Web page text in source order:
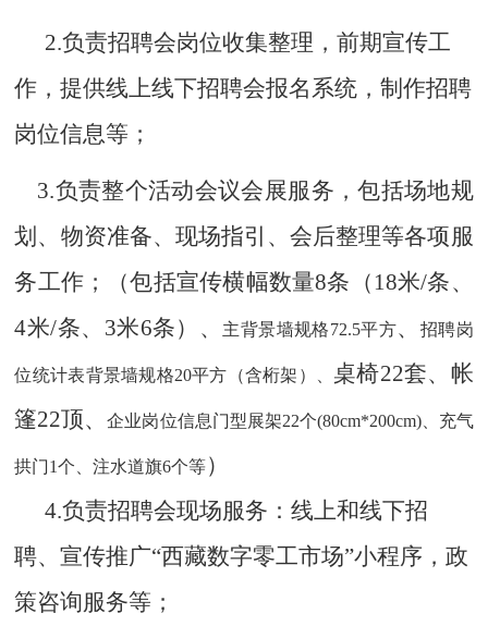
2.负责招聘会岗位收集整理，前期宣传工
作，提供线上线下招聘会报名系统，制作招聘
岗位信息等；
3.负责整个活动会议会展服务，包括场地规
划、物资准备、现场指引、会后整理等各项服
务工作；
（包括宣传横幅数量8条（18米/条、
4米/条、3米6条） 、 主背景墙规格72.5平方、 招聘岗
位统计表背景墙规格20平方（含桁架）、 桌椅22套、帐
篷22顶、企业岗位信息门型展架22个(80cm*200cm)、充气
拱门1个、注水道旗6个等）
4.负责招聘会现场服务：线上和线下招
聘、宣传推广“西藏数字零工市场”小程序，政
策咨询服务等；